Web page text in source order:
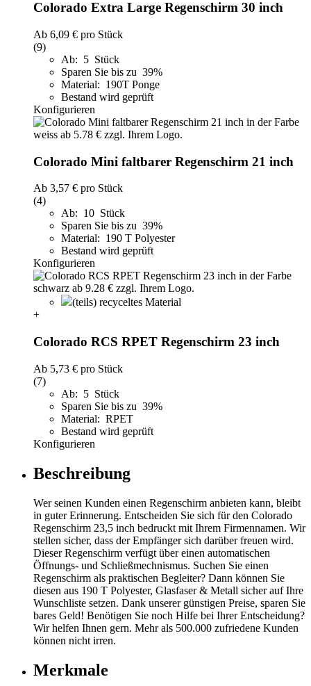
Colorado Extra Large Regenschirm 30 inch
Ab 6,09 € pro Stück
(9)
Ab: 5 Stück
Sparen Sie bis zu 39%
Material: 190T Ponge
Bestand wird geprüft
Konfigurieren
Colorado Mini faltbarer Regenschirm 21 inch
Ab 3,57 € pro Stück
(4)
Ab: 10 Stück
Sparen Sie bis zu 39%
Material: 190 T Polyester
Bestand wird geprüft
Konfigurieren
(teils) recyceltes Material
+
Colorado RCS RPET Regenschirm 23 inch
Ab 5,73 € pro Stück
(7)
Ab: 5 Stück
Sparen Sie bis zu 39%
Material: RPET
Bestand wird geprüft
Konfigurieren
Beschreibung
Wer seinen Kunden einen Regenschirm anbieten kann, bleibt
in guter Erinnerung. Entscheiden Sie sich für den Colorado
Regenschirm 23,5 inch bedruckt mit Ihrem Firmennamen. Wir
stellen sicher, dass der Empfänger sich darüber freuen wird.
Dieser Regenschirm verfügt über einen automatischen
Öffnungs- und Schließmechnismus. Suchen Sie einen
Regenschirm als praktischen Begleiter? Dann können Sie
diesen aus 190 T Polyester, Glasfaser & Metall sicher auf Ihre
Wunschliste setzen. Dank unserer günstigen Preise, sparen Sie
bares Geld! Benötigen Sie noch Hilfe bei Ihrer Entscheidung?
Wir helfen Ihnen gern. Mehr als 500.000 zufriedene Kunden
können nicht irren.
Merkmale